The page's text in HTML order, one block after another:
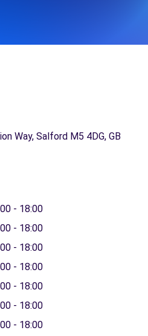
Way, Salford M5 4DG, GB
- 18:00
- 18:00
- 18:00
- 18:00
- 18:00
- 18:00
- 18:00